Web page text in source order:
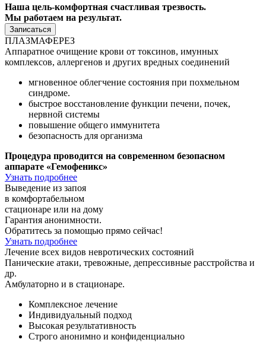
Наша цель-комфортная счастливая трезвость.
Мы работаем на результат.
Записаться
ПЛАЗМАФЕРЕЗ
Аппаратное очищение крови от токсинов, имунных
комплексов, аллергенов и других вредных соединений
мгновенное облегчение состояния при похмельном
синдроме.
быстрое восстановление функции печени, почек,
нервной системы
повышение общего иммунитета
безопасность для организма
Процедура проводится на современном безопасном
аппарате «Гемофеникс»
Узнать подробнее
Выведение из запоя
в комфортабельном
стационаре или на дому
Гарантия анонимности.
Обратитесь за помощью прямо сейчас!
Узнать подробнее
Лечение всех видов невротических состояний
Панические атаки, тревожные, депрессивные расстройства и
др.
Амбулаторно и в стационаре.
Комплексное лечение
Индивидуальный подход
Высокая результативность
Строго анонимно и конфиденциально